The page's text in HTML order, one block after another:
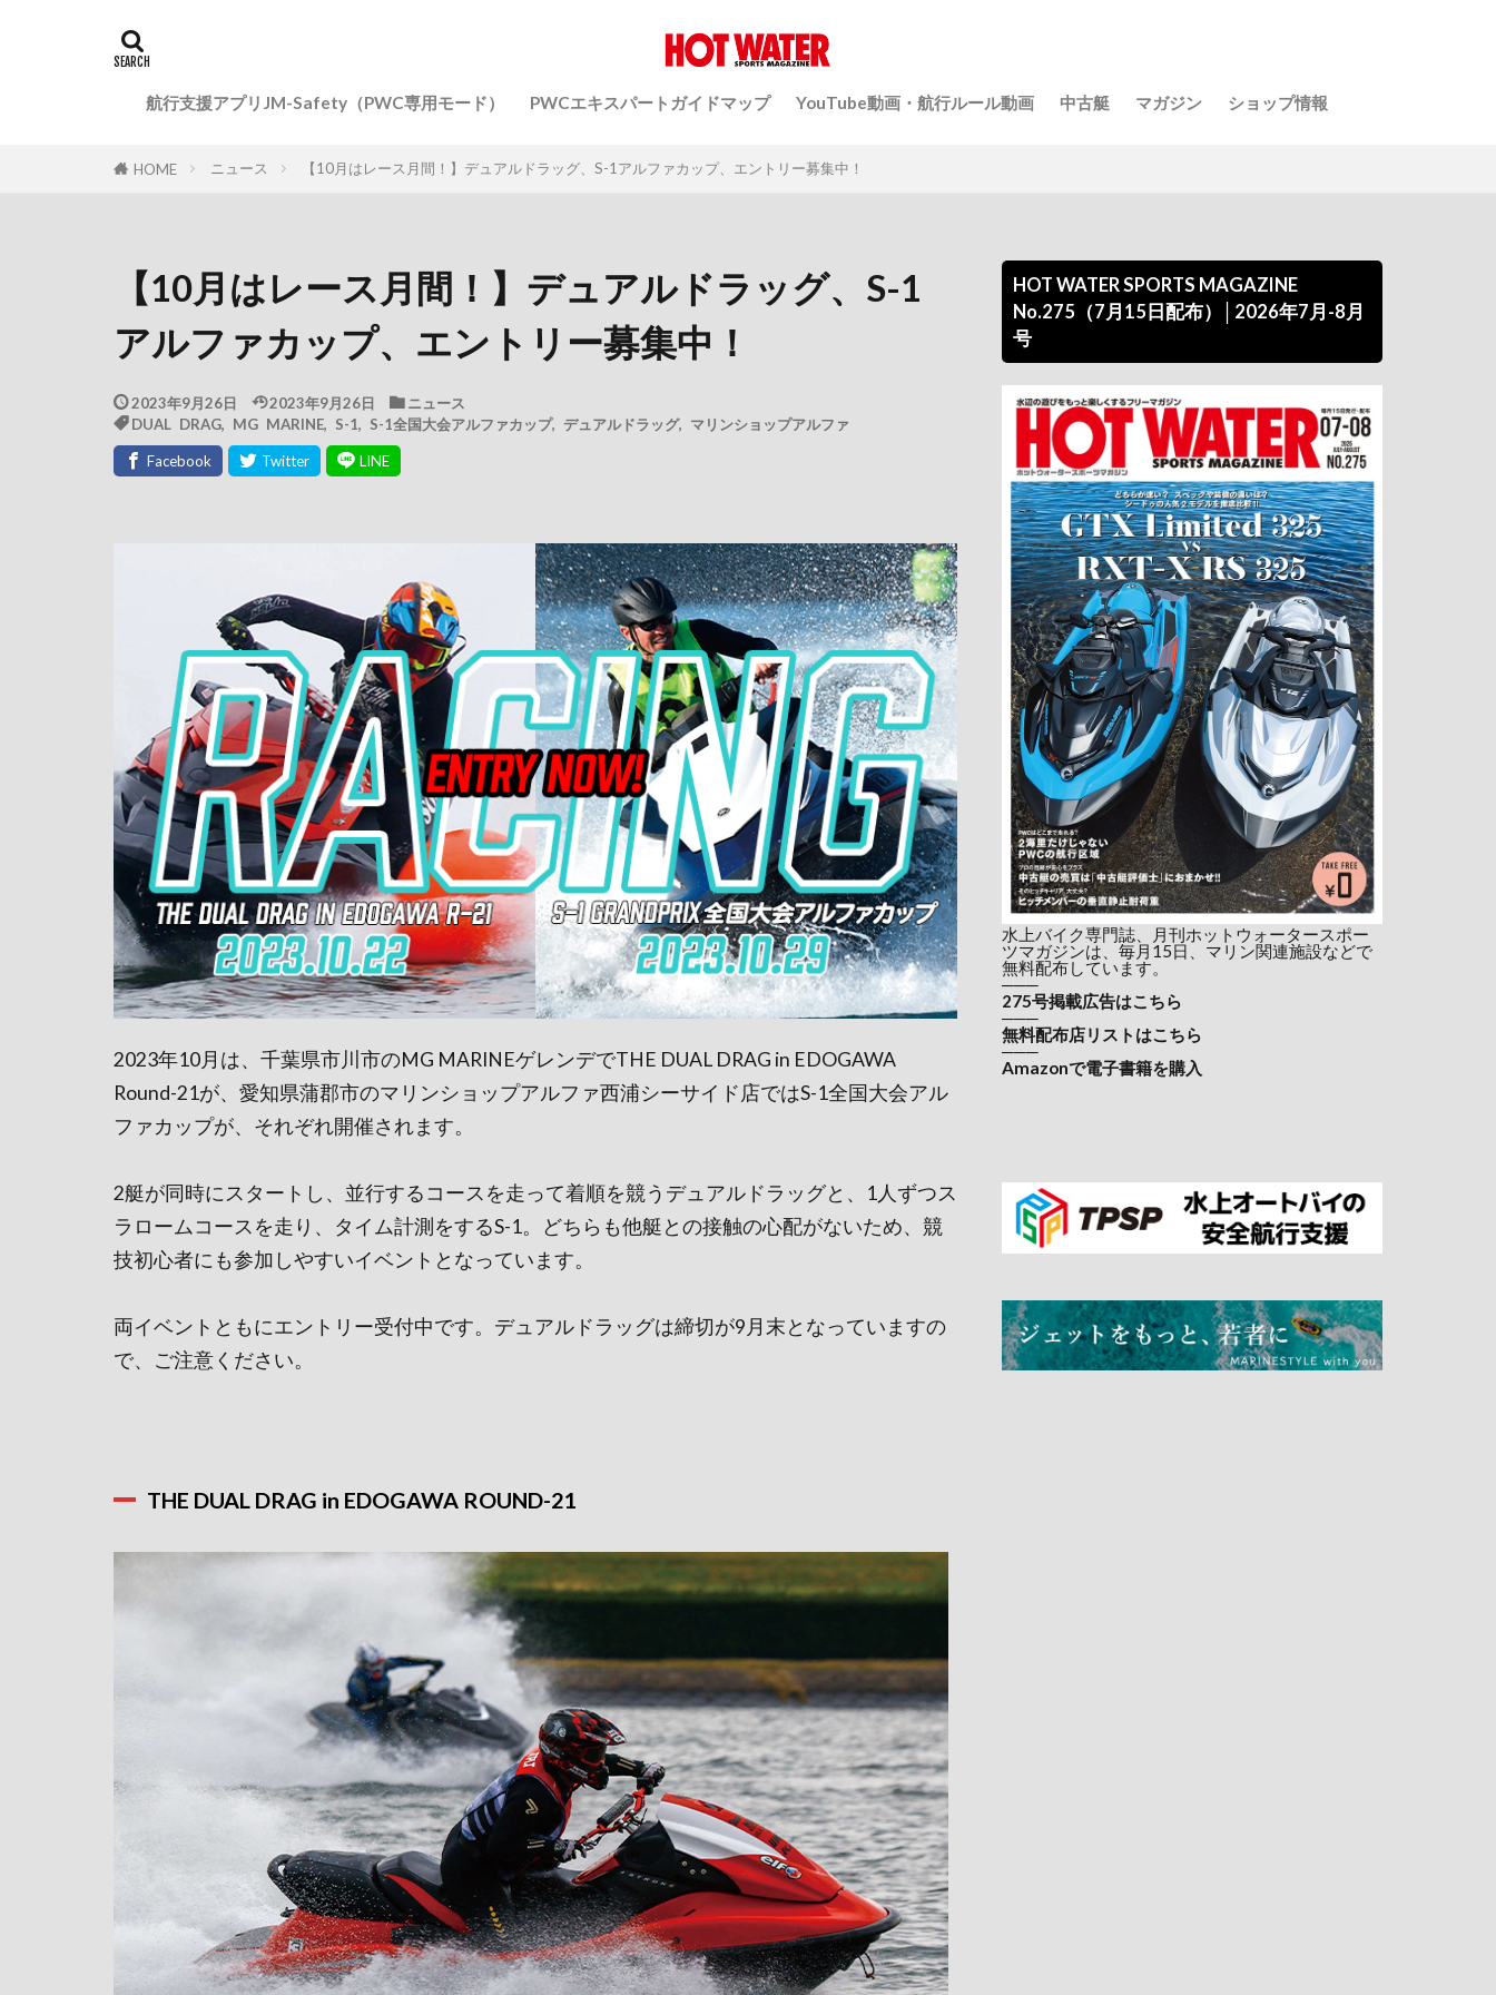
航行支援アプリJM-Safety（PWC専用モード） PWCエキスパートガイドマップ YouTube動画・航行ルール動画 中古艇 マガジン ショップ情報
HOME ニュース 【10月はレース月間！】デュアルドラッグ、S-1アルファカップ、エントリー募集中！
【10月はレース月間！】デュアルドラッグ、S-1
アルファカップ、エントリー募集中！
2023年9月26日 2023年9月26日
ニュース
DUAL DRAG, MG MARINE, S-1 S-1全国大会アルファカップ, デュアルドラッグ, マリンショップアルファ
2023年10月は、千葉県市川市のMG MARINEゲレンデでTHE DUAL DRAG in EDOGAWA
Round-21が、愛知県蒲郡市のマリンショップアルファ西浦シーサイド店ではS-1全国大会アル
ファカップが、それぞれ開催されます。
2艇が同時にスタートし、並行するコースを走って着順を競うデュアルドラッグと、1人ずつス
ラロームコースを走り、タイム計測をするS-1。どちらも他艇との接触の心配がないため、競
技初心者にも参加しやすいイベントとなっています。
両イベントともにエントリー受付中です。デュアルドラッグは締切が9月末となっていますの
で、ご注意ください。
THE DUAL DRAG in EDOGAWA ROUND-21
HOT WATER SPORTS MAGAZINE
No.275（7月15日配布）│2026年7月-8月
号
水上バイク専門誌、月刊ホットウォータースポー
ツマガジンは、毎月15日、マリン関連施設などで
無料配布しています。
───
275号掲載広告はこちら
───
無料配布店リストはこちら
───
Amazonで電子書籍を購入